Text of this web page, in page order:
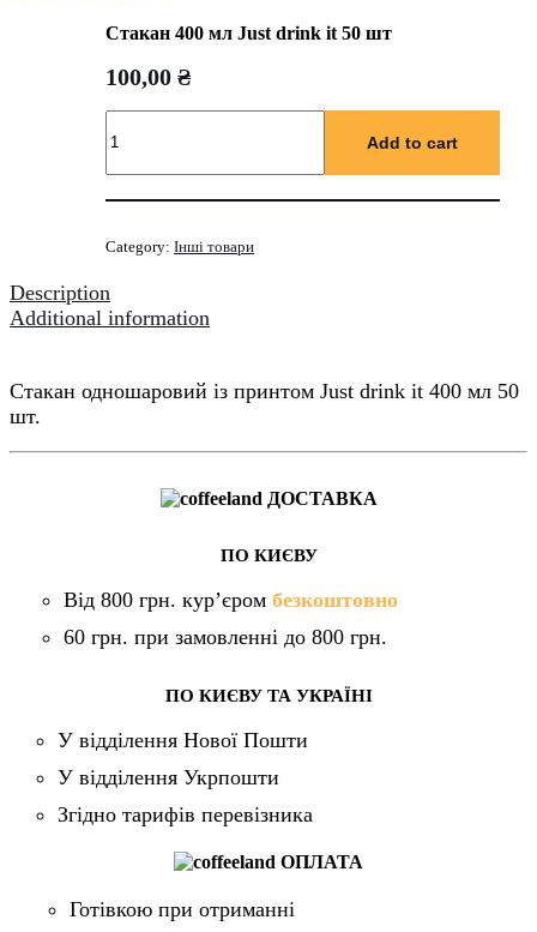
Стакан 400 мл Just drink it 50 шт
100,00 ₴
400
drink
50
quantity
Add to cart
Category: Інші товари
Description
Additional information
Стакан одношаровий із принтом Just drink it 400 мл 50
шт.
ДОСТАВКА
ПО КИЄВУ
Від 800 грн. кур’єром безкоштовно
60 грн. при замовленні до 800 грн.
ПО КИЄВУ ТА УКРАЇНІ
У відділення Нової Пошти
У відділення Укрпошти
Згідно тарифів перевізника
ОПЛАТА
Готівкою при отриманні